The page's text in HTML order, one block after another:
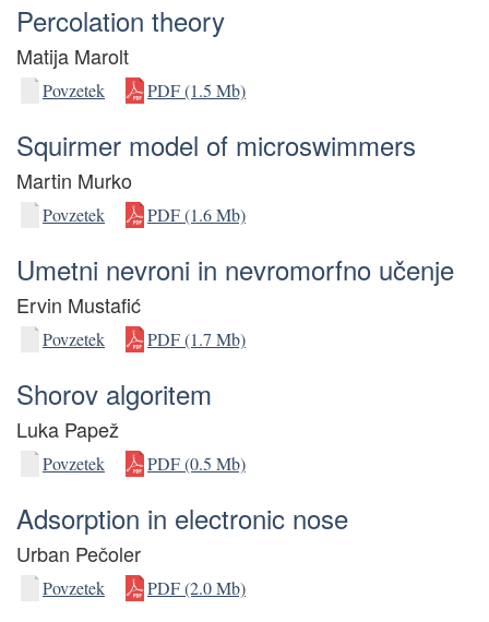
Percolation theory
Matija Marolt
Povzetek PDF (1.5 Mb)
Squirmer model of microswimmers
Martin Murko
Povzetek PDF (1.6 Mb)
Umetni nevroni in nevromorfno učenje
Ervin Mustafić
Povzetek PDF (1.7 Mb)
Shorov algoritem
Luka Papež
Povzetek PDF (0.5 Mb)
Adsorption in electronic nose
Urban Pečoler
Povzetek PDF (2.0 Mb)